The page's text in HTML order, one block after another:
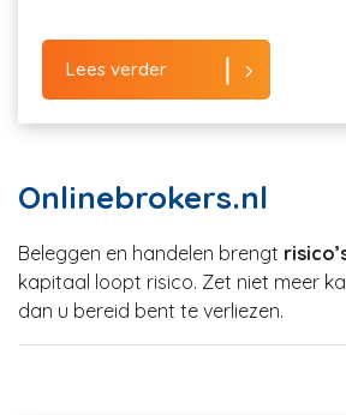
Lees verder
Onlinebrokers.nl
Beleggen en handelen brengt
kapitaal loopt risico. Zet niet meer
dan u bereid bent te verliezen.